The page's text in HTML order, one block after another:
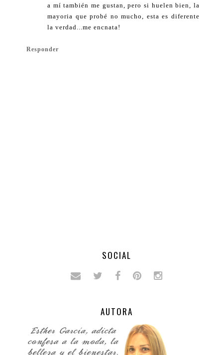
a mí también me gustan, pero si huelen bien, la
mayoria que probé no mucho, esta es diferente
la verdad...me encnata!
Responder
SOCIAL
AUTORA